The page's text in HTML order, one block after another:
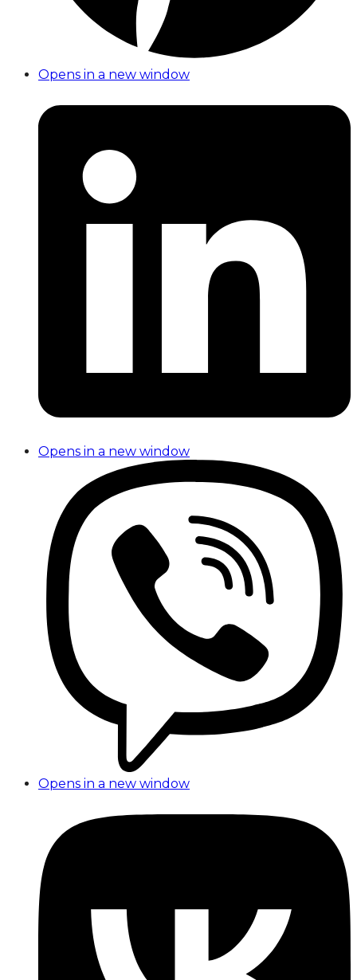
Opens in a new window
Opens in a new window
Opens in a new window